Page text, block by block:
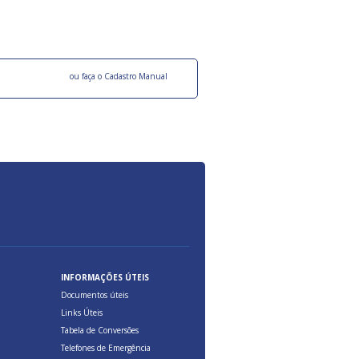
ou faça o Cadastro Manual
INFORMAÇÕES ÚTEIS
Documentos úteis
Links Úteis
Tabela de Conversões
Telefones de Emergência